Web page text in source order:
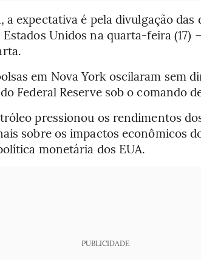
a expectativa é pela divulgação das
Unidos na quarta-feira (17)
em Nova York oscilaram sem
Federal Reserve sob o comando
pressionou os rendimentos
sobre os impactos econômicos
monetária dos EUA.
PUBLICIDADE